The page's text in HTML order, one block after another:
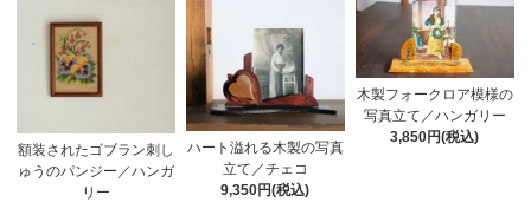
額装されたゴブラン刺し
ゅうのパンジー／ハンガ
リー
ハート溢れる木製の写真
立て／チェコ
9,350円(税込)
木製フォークロア模様の
写真立て／ハンガリー
3,850円(税込)